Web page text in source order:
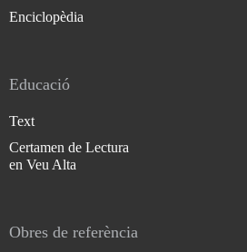
Enciclopèdia
Educació
Text
Certamen de Lectura
en Veu Alta
Obres de referència